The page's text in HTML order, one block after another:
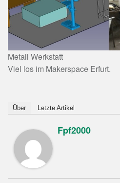
Metall Werkstatt
Viel los im Makerspace Erfurt.
Über Letzte Artikel
Fpf2000